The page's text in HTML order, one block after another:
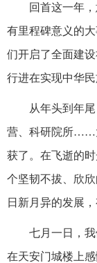
回首这一年
有里程碑意义的
们开启了全面建
行进在实现中华民
从年头到年
营、科研院所……
获了。在飞逝的
个坚韧不拔、欣
日新月异的发展
七月一日，
在天安门城楼上